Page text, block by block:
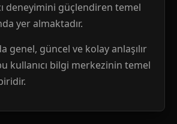
deneyimini güçlendiren temel
yer almaktadır.
genel, güncel ve kolay anlaşılır
kullanıcı bilgi merkezinin temel